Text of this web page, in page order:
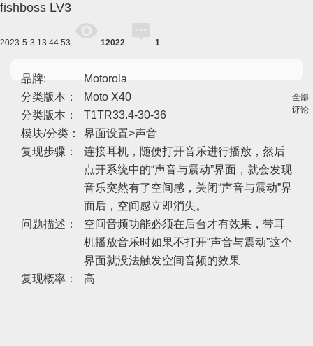
fishboss LV3
2023-5-3 13:44:53 12022 1
品牌:
Motorola
分类版本：
Moto X40
分类版本：
T1TR33.4-30-36
模块/分类：
界面设置>声音
复现步骤：
连接耳机，随便打开音乐进行播放，然后
点开系统中的“声音与震动”界面，就会发现
音乐突然有了空间感，关闭“声音与震动”界
面后，空间感立即消失。
问题描述：
空间音频功能必须在后台才有效果，带耳
机播放音乐时如果不打开“声音与震动”这个
界面就没法触发空间音频的效果
复现概率：
高
全部
评论